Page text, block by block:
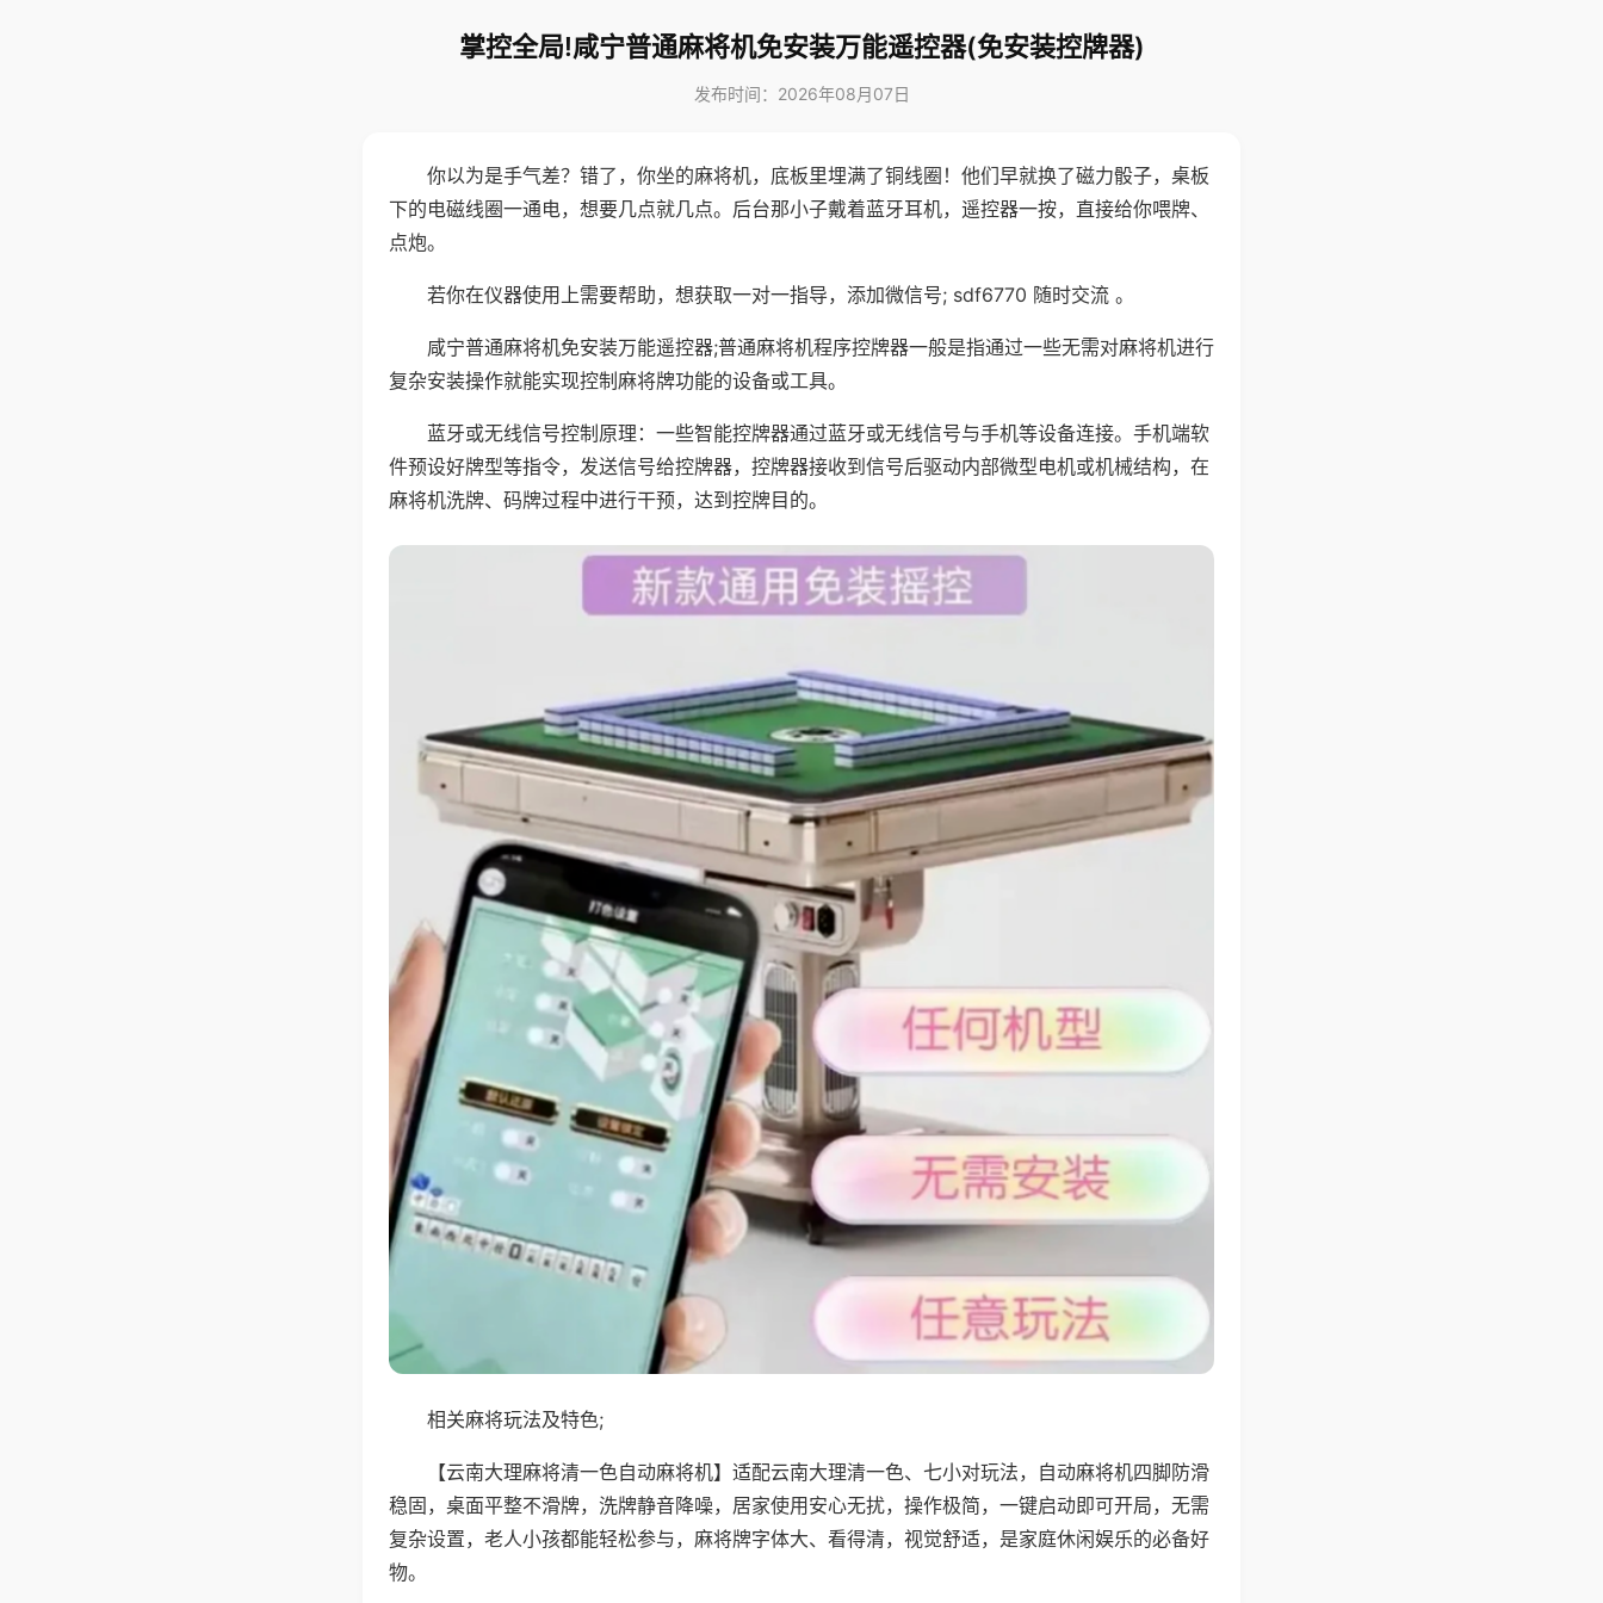
掌控全局!咸宁普通麻将机免安装万能遥控器(免安装控牌器)
发布时间：2026年08月07日
你以为是手气差？错了，你坐的麻将机，底板里埋满了铜线圈！他们早就换了磁力骰子，桌板
下的电磁线圈一通电，想要几点就几点。后台那小子戴着蓝牙耳机，遥控器一按，直接给你喂牌、
点炮。
若你在仪器使用上需要帮助，想获取一对一指导，添加微信号; sdf6770 随时交流 。
咸宁普通麻将机免安装万能遥控器;普通麻将机程序控牌器一般是指通过一些无需对麻将机进行
复杂安装操作就能实现控制麻将牌功能的设备或工具。
蓝牙或无线信号控制原理：一些智能控牌器通过蓝牙或无线信号与手机等设备连接。手机端软
件预设好牌型等指令，发送信号给控牌器，控牌器接收到信号后驱动内部微型电机或机械结构，在
麻将机洗牌、码牌过程中进行干预，达到控牌目的。
相关麻将玩法及特色;
【云南大理麻将清一色自动麻将机】适配云南大理清一色、七小对玩法，自动麻将机四脚防滑
稳固，桌面平整不滑牌，洗牌静音降噪，居家使用安心无扰，操作极简，一键启动即可开局，无需
复杂设置，老人小孩都能轻松参与，麻将牌字体大、看得清，视觉舒适，是家庭休闲娱乐的必备好
物。